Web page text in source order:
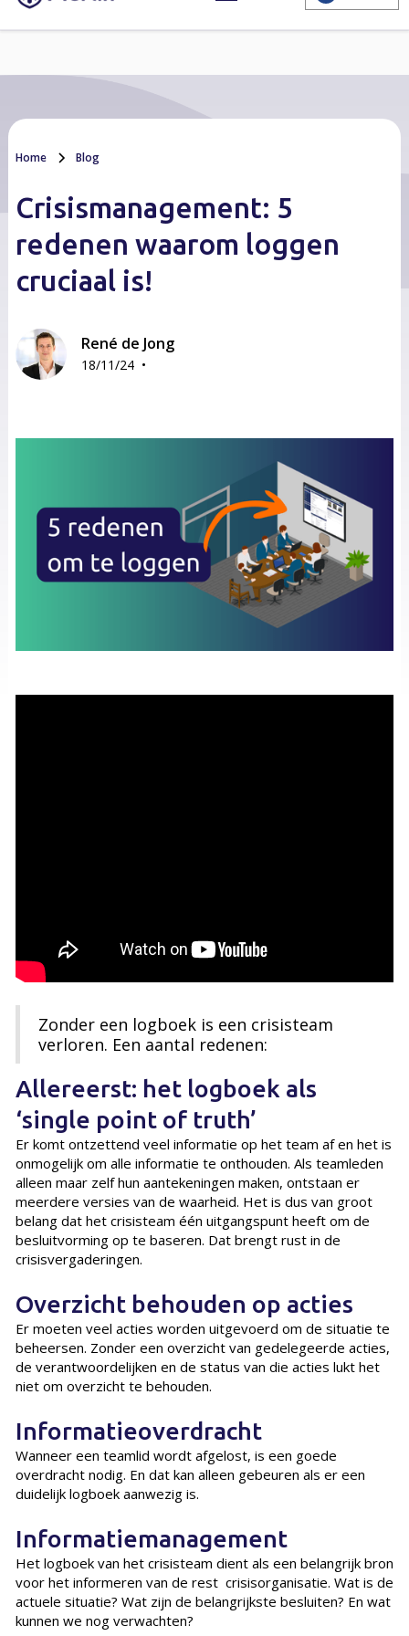
Home Blog
Crisismanagement: 5
redenen waarom loggen
cruciaal is!
René de Jong
18/11/24 •
Zonder een logboek is een crisisteam
verloren. Een aantal redenen:
Allereerst: het logboek als
‘single point of truth’
Er komt ontzettend veel informatie op het team af en het is
onmogelijk om alle informatie te onthouden. Als teamleden
alleen maar zelf hun aantekeningen maken, ontstaan er
meerdere versies van de waarheid. Het is dus van groot
belang dat het crisisteam één uitgangspunt heeft om de
besluitvorming op te baseren. Dat brengt rust in de
crisisvergaderingen.
Overzicht behouden op acties
Er moeten veel acties worden uitgevoerd om de situatie te
beheersen. Zonder een overzicht van gedelegeerde acties,
de verantwoordelijken en de status van die acties lukt het
niet om overzicht te behouden.
Informatieoverdracht
Wanneer een teamlid wordt afgelost, is een goede
overdracht nodig. En dat kan alleen gebeuren als er een
duidelijk logboek aanwezig is.
Informatiemanagement
Het logboek van het crisisteam dient als een belangrijk bron
voor het informeren van de rest crisisorganisatie. Wat is de
actuele situatie? Wat zijn de belangrijkste besluiten? En wat
kunnen we nog verwachten?